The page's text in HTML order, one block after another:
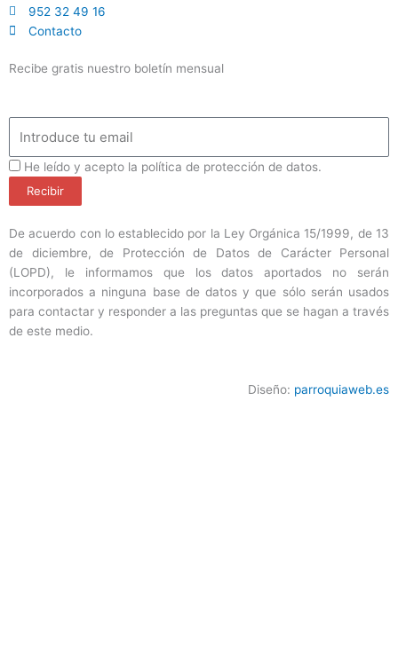
952 32 49 16
Contacto
Recibe gratis nuestro boletín mensual
ProteccionDatos
He leído y acepto la política de protección de datos.
Recibir
De acuerdo con lo establecido por la Ley Orgánica 15/1999, de 13
de diciembre, de Protección de Datos de Carácter Personal
(LOPD), le informamos que los datos aportados no serán
incorporados a ninguna base de datos y que sólo serán usados
para contactar y responder a las preguntas que se hagan a través
de este medio.
Diseño: parroquiaweb.es